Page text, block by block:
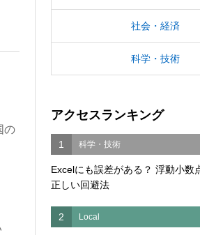
の
社会・経済
科学・技術
アクセスランキング
1 科学・技術
Excelにも誤差がある？ 浮動小数
正しい回避法
2 Local